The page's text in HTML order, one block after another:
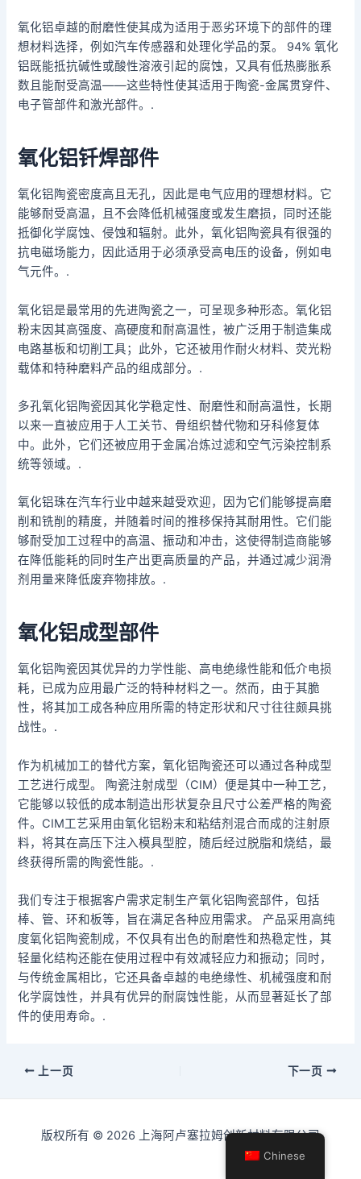
氧化铝卓越的耐磨性使其成为适用于恶劣环境下的部件的理
想材料选择，例如汽车传感器和处理化学品的泵。 94% 氧化
铝既能抵抗碱性或酸性溶液引起的腐蚀，又具有低热膨胀系
数且能耐受高温——这些特性使其适用于陶瓷-金属贯穿件、
电子管部件和激光部件。.
氧化铝钎焊部件
氧化铝陶瓷密度高且无孔，因此是电气应用的理想材料。它
能够耐受高温，且不会降低机械强度或发生磨损，同时还能
抵御化学腐蚀、侵蚀和辐射。此外，氧化铝陶瓷具有很强的
抗电磁场能力，因此适用于必须承受高电压的设备，例如电
气元件。.
氧化铝是最常用的先进陶瓷之一，可呈现多种形态。氧化铝
粉末因其高强度、高硬度和耐高温性，被广泛用于制造集成
电路基板和切削工具；此外，它还被用作耐火材料、荧光粉
载体和特种磨料产品的组成部分。.
多孔氧化铝陶瓷因其化学稳定性、耐磨性和耐高温性，长期
以来一直被应用于人工关节、骨组织替代物和牙科修复体
中。此外，它们还被应用于金属冶炼过滤和空气污染控制系
统等领域。.
氧化铝珠在汽车行业中越来越受欢迎，因为它们能够提高磨
削和铣削的精度，并随着时间的推移保持其耐用性。它们能
够耐受加工过程中的高温、振动和冲击，这使得制造商能够
在降低能耗的同时生产出更高质量的产品，并通过减少润滑
剂用量来降低废弃物排放。.
氧化铝成型部件
氧化铝陶瓷因其优异的力学性能、高电绝缘性能和低介电损
耗，已成为应用最广泛的特种材料之一。然而，由于其脆
性，将其加工成各种应用所需的特定形状和尺寸往往颇具挑
战性。.
作为机械加工的替代方案，氧化铝陶瓷还可以通过各种成型
工艺进行成型。 陶瓷注射成型（CIM）便是其中一种工艺，
它能够以较低的成本制造出形状复杂且尺寸公差严格的陶瓷
件。CIM工艺采用由氧化铝粉末和粘结剂混合而成的注射原
料，将其在高压下注入模具型腔，随后经过脱脂和烧结，最
终获得所需的陶瓷性能。.
我们专注于根据客户需求定制生产氧化铝陶瓷部件，包括
棒、管、环和板等，旨在满足各种应用需求。 产品采用高纯
度氧化铝陶瓷制成，不仅具有出色的耐磨性和热稳定性，其
轻量化结构还能在使用过程中有效减轻应力和振动；同时，
与传统金属相比，它还具备卓越的电绝缘性、机械强度和耐
化学腐蚀性，并具有优异的耐腐蚀性能，从而显著延长了部
件的使用寿命。.
上一页 下一页
版权所有 © 2026 上海阿卢塞拉姆创新材料有限公司
Chinese